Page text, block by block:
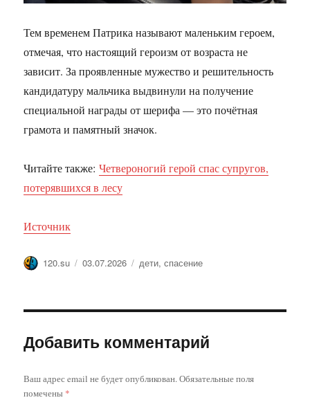
Тем временем Патрика называют маленьким героем,
отмечая, что настоящий героизм от возраста не
зависит. За проявленные мужество и решительность
кандидатуру мальчика выдвинули на получение
специальной награды от шерифа — это почётная
грамота и памятный значок.
Читайте также:Четвероногий герой спас супругов,
потерявшихся в лесу
Источник
Автор
120.su Опубликовано
03.07.2026 Метки
дети,спасение
Добавить комментарий
Ваш адрес email не будет опубликован.Обязательные поля
помечены *